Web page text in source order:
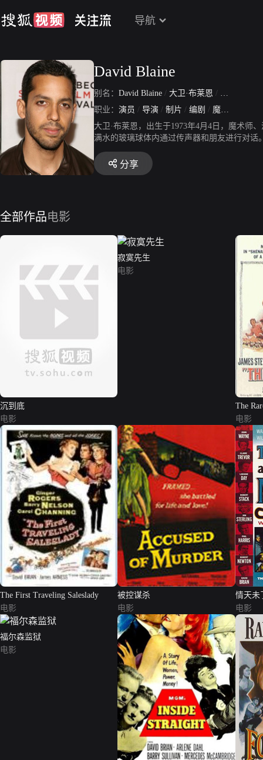
导航
David Blaine
别名： David Blaine / 大卫·布莱恩 / David
职业： 演员 / 导演 / 制片 / 编剧 / 魔术师
大卫·布莱恩，出生于1973年4月4日，魔术师
满水的玻璃球体内通过传声器和朋友进行对话
布莱恩再次挑战人类极限，接受100万伏高压
分享
全部作品电影
沉到底
电影
寂寞先生
电影
The
电影
The First Traveling Saleslady
电影
被控谋杀
电影
情天未
电影
福尔森监狱
电影